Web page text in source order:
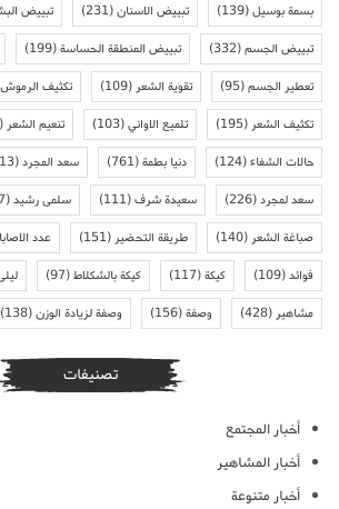
بسمة بوسيل(139) تبييض الاسنان(231) تبييض
تبييض الجسم(332) تبييض المنطقة الحساسة(199)
تعطير الجسم(95) تقوية الشعر(109) تكثيف الرموش
تكثيف الشعر(195) تلميع الاواني(103) تنعيم الشعر(434)
حالات الشفاء(124) دنيا بطمة(761) سعد المجرد(113)
سعد لمجرد(226) سعيدة شرف(111) سلمى رشيد(167)
صباغة الشعر(140) طريقة التحضير(151) عدد
فوائد(109) كيكة(117) كيكة بالشكلاط(97)
مشاهير(428) وصفة(156) وصفة لزيادة الوزن(138)
تصنيفات
أخبار المجتمع
أخبار المشاهير
أخبار متنوعة